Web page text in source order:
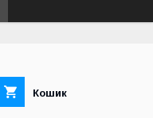
Кошик